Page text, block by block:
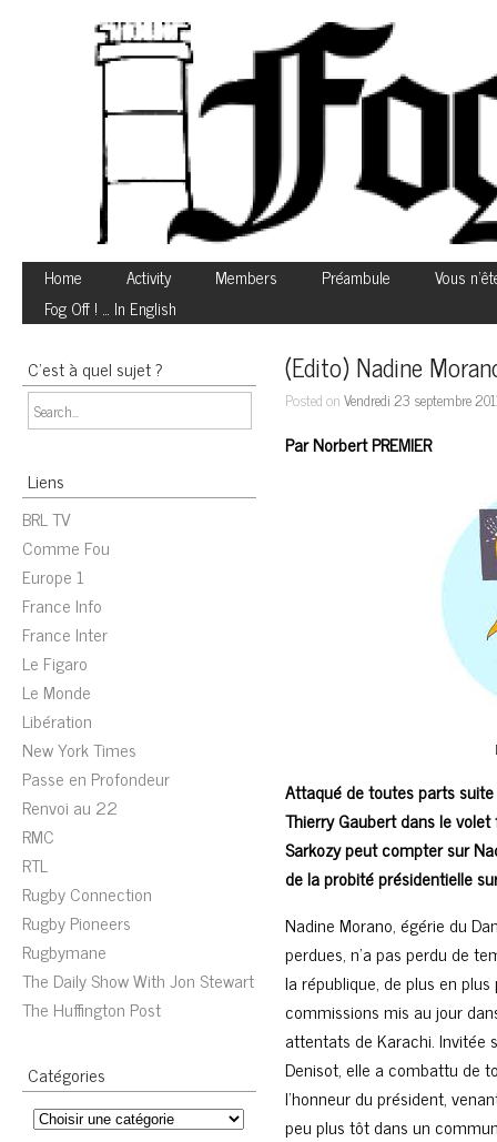
Home Activity Members Préambule
Vous
Fog Off ! … In English
C’est à quel sujet ?
Liens
BRL TV
Comme Fou
Europe 1
France Info
France Inter
Le Figaro
Le Monde
Libération
New York Times
Passe en Profondeur
Renvoi au 22
RMC
RTL
Rugby Connection
Rugby Pioneers
Rugbymane
The Daily Show With Jon Stewart
The Huffington Post
Catégories
(Edito) Nadine
Posted onVendredi 23 septembre
Par Norbert PREMIER
Attaqué de toutes parts
Thierry Gaubert dans le volet
Sarkozy peut compter sur
de la probité présidentielle
Nadine Morano, égérie du
perdues, n’a pas perdu de
la république, de plus en
commissions mis au jour
attentats de Karachi. Invitée
Denisot, elle a combattu de
l’honneur du président,
peu plus tôt dans un